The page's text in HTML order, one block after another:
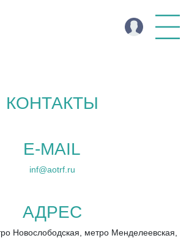
КОНТАКТЫ
E-MAIL
inf@aotrf.ru
АДРЕС
Новослободская, метро Менделеевская,